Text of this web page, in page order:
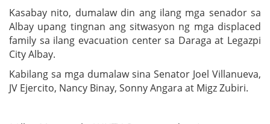
Kasabay nito, dumalaw din ang ilang mga senador sa
Albay upang tingnan ang sitwasyon ng mga displaced
family sa ilang evacuation center sa Daraga at Legazpi
City Albay.
Kabilang sa mga dumalaw sina Senator Joel Villanueva,
JV Ejercito, Nancy Binay, Sonny Angara at Migz Zubiri.